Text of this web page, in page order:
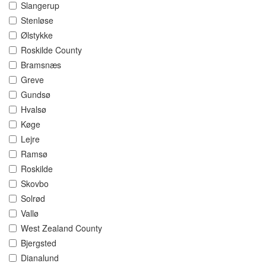
Slangerup
Stenløse
Ølstykke
Roskilde County
Bramsnæs
Greve
Gundsø
Hvalsø
Køge
Lejre
Ramsø
Roskilde
Skovbo
Solrød
Vallø
West Zealand County
Bjergsted
Dianalund